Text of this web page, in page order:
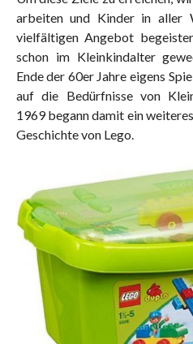
arbeiten und Kinder in aller
vielfältigen Angebot
schon im Kleinkindalter
Ende der 60er Jahre eigens
auf die Bedürfnisse von
1969 begann damit ein
Geschichte von Lego.